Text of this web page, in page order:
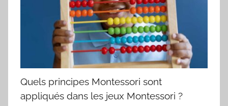
Quels principes Montessori sont
appliqués dans les jeux Montessori ?